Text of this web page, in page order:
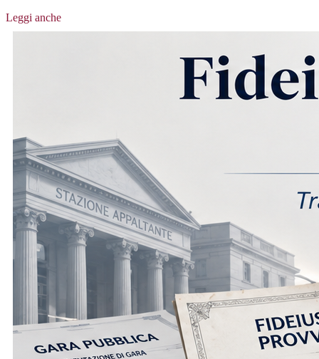
Leggi anche